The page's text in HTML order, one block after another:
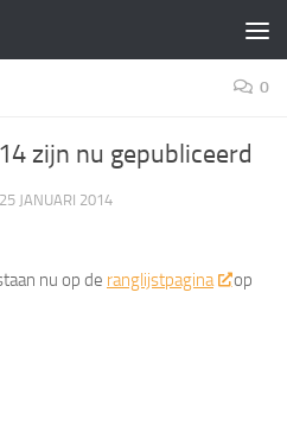
0
zijn nu gepubliceerd
JANUARI 2014
nu op de ranglijstpagina
op